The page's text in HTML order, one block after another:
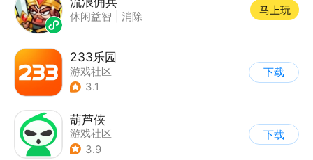
休闲益智 消除
马上玩
233乐园
游戏社区
3.1
下载
葫芦侠
游戏社区
3.9
下载